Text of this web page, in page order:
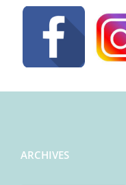
ARCHIVES